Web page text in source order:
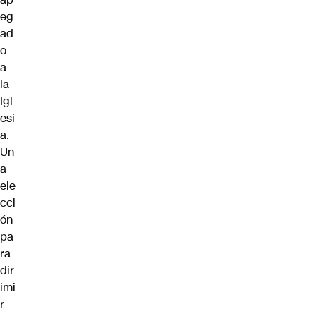
eg
ad
o
a
la
Igl
esi
a.
Un
a
ele
cci
ón
pa
ra
dir
imi
r